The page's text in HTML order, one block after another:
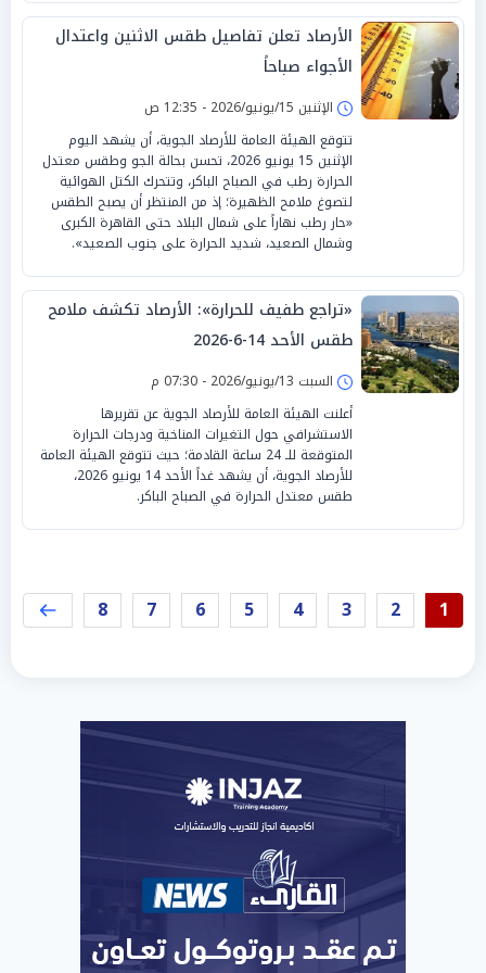
الأرصاد تعلن تفاصيل طقس الاثنين واعتدال
الأجواء صباحاً
الإثنين 15/يونيو/2026 - 12:35 ص
تتوقع الهيئة العامة للأرصاد الجوية، أن يشهد اليوم
الإثنين 15 يونيو 2026، تحسن بحالة الجو وطقس معتدل
الحرارة رطب في الصباح الباكر، وتتحرك الكتل الهوائية
لتصوغ ملامح الظهيرة؛ إذ من المنتظر أن يصبح الطقس
«حار رطب نهاراً على شمال البلاد حتى القاهرة الكبرى
وشمال الصعيد، شديد الحرارة على جنوب الصعيد».
«تراجع طفيف للحرارة»: الأرصاد تكشف ملامح
طقس الأحد 14-6-2026
السبت 13/يونيو/2026 - 07:30 م
أعلنت الهيئة العامة للأرصاد الجوية عن تقريرها
الاستشرافي حول التغيرات المناخية ودرجات الحرارة
المتوقعة للـ 24 ساعة القادمة؛ حيث تتوقع الهيئة العامة
للأرصاد الجوية، أن يشهد غداً الأحد 14 يونيو 2026،
طقس معتدل الحرارة في الصباح الباكر.
1
2
3
4
5
6
7
8